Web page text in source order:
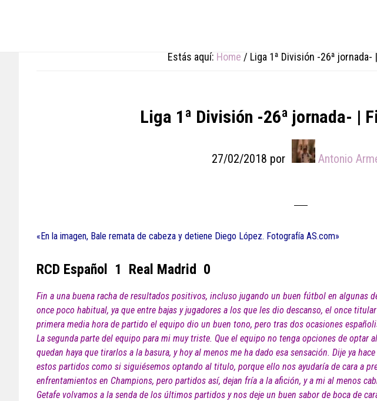
Estás aquí: Home / Liga 1ª División -26ª jornada-
Liga 1ª División -26ª jornada- |
27/02/2018 por Antonio
«En la imagen, Bale remata de cabeza y detiene Diego López. Fotografía AS.com»
RCD Español 1 Real Madrid 0
Fin a una buena racha de resultados positivos, incluso jugando un buen fútbol en algunas
once poco habitual, ya que entre bajas y jugadores a los que les dio descanso, el once
primera media hora de partido el equipo dio un buen tono, pero tras dos ocasiones
La segunda parte del equipo para mi muy triste. Que el equipo no tenga opciones de
quedan haya que tirarlos a la basura, y hoy al menos me ha dado esa sensación. Dije ya
estos partidos como si siguiésemos optando al titulo, porque ello nos ayudaría de cara a
enfrentamientos en Champions, pero partidos así, dejan fría a la afición, y a mi al menos
Getafe volvamos a la senda de los últimos partidos y nos deje un buen sabor de boca de